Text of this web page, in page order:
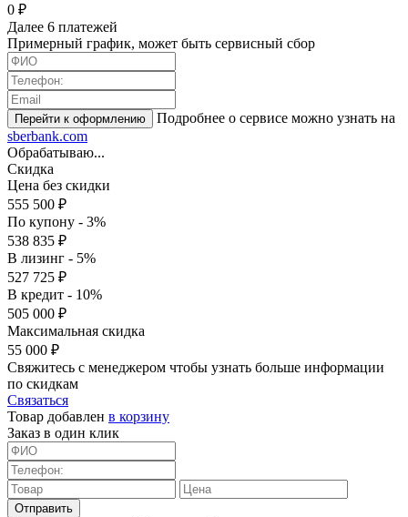
0 ₽
Далее 6 платежей
Примерный график, может быть сервисный сбор
Подробнее о сервисе можно узнать на
sberbank.com
Обрабатываю...
Скидка
Цена без скидки
555 500 ₽
По купону - 3%
538 835 ₽
В лизинг - 5%
527 725 ₽
В кредит - 10%
505 000 ₽
Максимальная скидка
55 000 ₽
Свяжитесь с менеджером чтобы узнать больше информации
по скидкам
Связаться
Товар добавлен в корзину
Заказ в один клик
Отправить